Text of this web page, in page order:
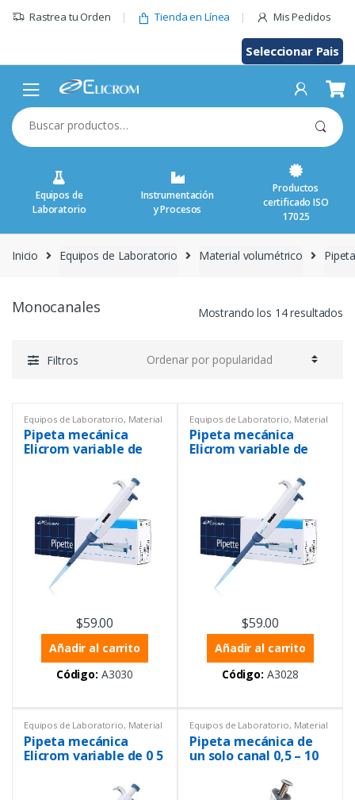
Rastrea tu Orden Tienda en Línea Mis Pedidos
Seleccionar Pais
Buscar
por:
Equipos de
Laboratorio
Instrumentación
y Procesos
Productos
certificado ISO
17025
Inicio Equipos de Laboratorio Material volumétrico
Monocanales Mostrando los 14 resultados
Filtros
Equipos de Laboratorio, Material
volumétrico Micropipetas
Monocanales,Pipetas mecánicas
Productos con certificado ISO
17025 ,Volumen fijo,Volumen
Pipeta mecánica
Elicrom variable de
$59.00
Añadir al carrito
Código: A3030
Equipos de Laboratorio, Material
volumétrico Micropipetas
Monocanales,Pipetas mecánicas
Productos con certificado ISO
17025 ,Volumen variable
Pipeta mecánica
Elicrom variable de
$59.00
Añadir al carrito
Código: A3028
Equipos de Laboratorio, Material
volumétrico
Monocanales,Pipetas mecánicas
Productos con certificado ISO
17025 ,Volumen fijo,Volumen
Pipeta mecánica
Elicrom variable de 0 5
Equipos de Laboratorio, Material
volumétrico
Pipetas mecánicas,Volumen
variable
Pipeta mecánica de
un solo canal 0,5 – 10